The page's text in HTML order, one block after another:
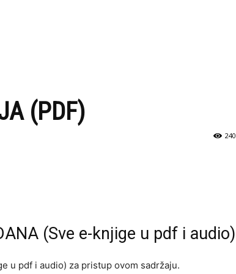
(PDF)
240
(Sve e-knjige u pdf i audio)
u pdf i audio) za pristup ovom sadržaju.